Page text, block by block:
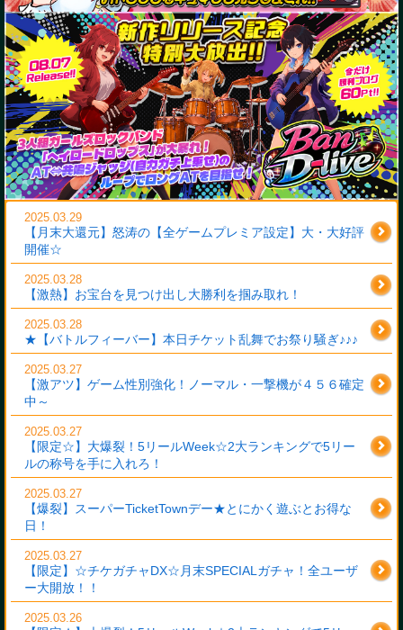
2025.03.29
【月末大還元】怒涛の【全ゲームプレミア設定】大・大好評
開催☆
2025.03.28
【激熱】お宝台を見つけ出し大勝利を掴み取れ！
2025.03.28
★【バトルフィーバー】本日チケット乱舞でお祭り騒ぎ♪♪♪
2025.03.27
【激アツ】ゲーム性別強化！ノーマル・一撃機が４５６確定
中～
2025.03.27
【限定☆】大爆裂！5リールWeek☆2大ランキングで5リー
ルの称号を手に入れろ！
2025.03.27
【爆裂】スーパーTicketTownデー★とにかく遊ぶとお得な
日！
2025.03.27
【限定】☆チケガチャDX☆月末SPECIALガチャ！全ユーザ
ー大開放！！
2025.03.26